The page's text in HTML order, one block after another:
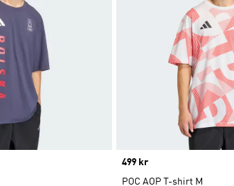
Price
499 kr
POC AOP T-shirt M